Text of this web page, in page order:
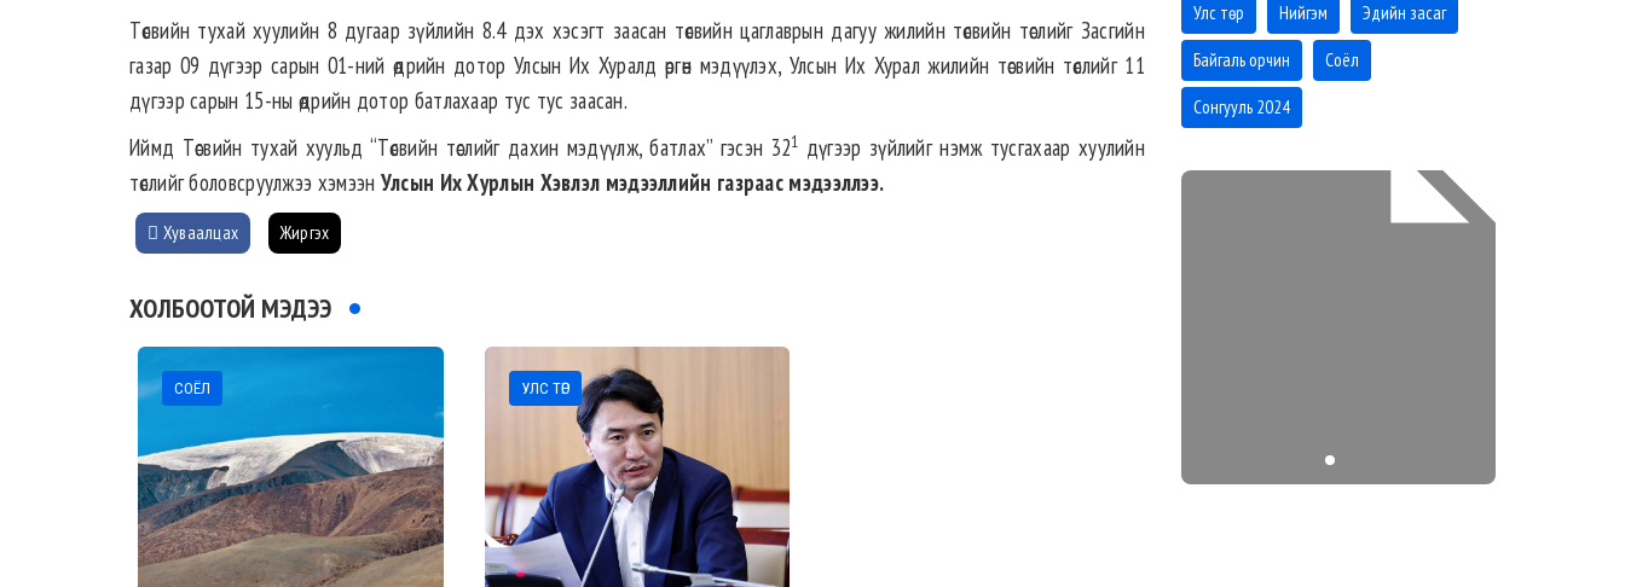
Төсвийн тухай хуулийн 8 дугаар зүйлийн 8.4 дэх хэсэгт заасан төсвийн цаглаврын дагуу жилийн төсвийн төслийг Засгийн
газар 09 дүгээр сарын 01-ний өдрийн дотор Улсын Их Хуралд өргөн мэдүүлэх, Улсын Их Хурал жилийн төсвийн төслийг 11
дүгээр сарын 15-ны өдрийн дотор батлахаар тус тус заасан.
Иймд Төсвийн тухай хуульд “Төсвийн төслийг дахин мэдүүлж, батлах” гэсэн 321 дүгээр зүйлийг нэмж тусгахаар хуулийн
төслийг боловсруулжээ хэмээн Улсын Их Хурлын Хэвлэл мэдээллийн газраас мэдээллээ.
Хуваалцах Жиргэх
ХОЛБООТОЙ МЭДЭЭ
СОЁЛ УЛС ТӨР
Улс төр Нийгэм Эдийн засаг
Байгаль орчин Соёл
Сонгууль 2024